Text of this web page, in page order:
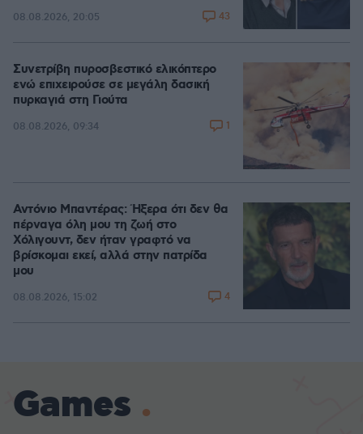
08.08.2026, 20:05 43
Συνετρίβη πυροσβεστικό ελικόπτερο
ενώ επιχειρούσε σε μεγάλη δασική
πυρκαγιά στη Γιούτα
08.08.2026, 09:34 1
Αντόνιο Μπαντέρας: Ήξερα ότι δεν θα
πέρναγα όλη μου τη ζωή στο
Χόλιγουντ, δεν ήταν γραφτό να
βρίσκομαι εκεί, αλλά στην πατρίδα
μου
08.08.2026, 15:02 4
Games